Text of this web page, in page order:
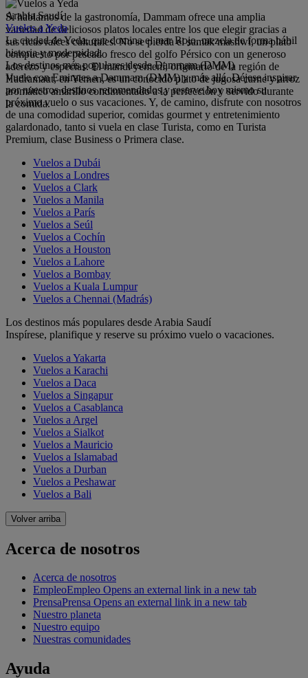
Si hablamos de la gastronomía, Dammam ofrece una amplia
variedad de deliciosos platos locales entre los que elegir gracias a
sus ricas raíces culturales. No se pierda el samak mashwi, un plato
compuesto por pescado fresco del golfo Pérsico con un generoso
aderezo y especias. El mandi yemení, originario de la región de
Hadramaut, en Yemen, es un conocido plato de jugosa carne y arroz
aromático amarillo condimentado a la perfección y servido durante
la comida.
Arabia Saudí
Vuelos a Yeda
La ciudad de Yeda, que domina el mar Rojo, mezcla de forma hábil
historia y modernidad.
Los destinos más populares desde Dammam (DMM)
Vuele con Emirates a Dammam (DMM) y más allá. Déjese inspirar
por nuestros destinos recomendados y reserve hoy mismo su
próximo vuelo o sus vacaciones. Y, de camino, disfrute con nosotros
de una comodidad superior, comidas gourmet y entretenimiento
galardonado, tanto si vuela en clase Turista, como en Turista
Premium, clase Business o Primera clase.
Vuelos a Dubái
Vuelos a Londres
Vuelos a Clark
Vuelos a Manila
Vuelos a París
Vuelos a Seúl
Vuelos a Cochín
Vuelos a Houston
Vuelos a Lahore
Vuelos a Bombay
Vuelos a Kuala Lumpur
Vuelos a Chennai (Madrás)
Los destinos más populares desde Arabia Saudí
Inspírese, planifique y reserve su próximo vuelo o vacaciones.
Vuelos a Yakarta
Vuelos a Karachi
Vuelos a Daca
Vuelos a Singapur
Vuelos a Casablanca
Vuelos a Argel
Vuelos a Sialkot
Vuelos a Mauricio
Vuelos a Islamabad
Vuelos a Durban
Vuelos a Peshawar
Vuelos a Bali
Volver arriba
Acerca de nosotros
Acerca de nosotros
EmpleoEmpleo Opens an external link in a new tab
PrensaPrensa Opens an external link in a new tab
Nuestro planeta
Nuestro equipo
Nuestras comunidades
Ayuda